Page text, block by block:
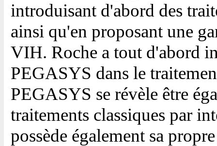
introduisant d'abord des
ainsi qu'en proposant une
VIH. Roche a tout d'abord
PEGASYS dans le
PEGASYS se révèle être
traitements classiques par
possède également sa